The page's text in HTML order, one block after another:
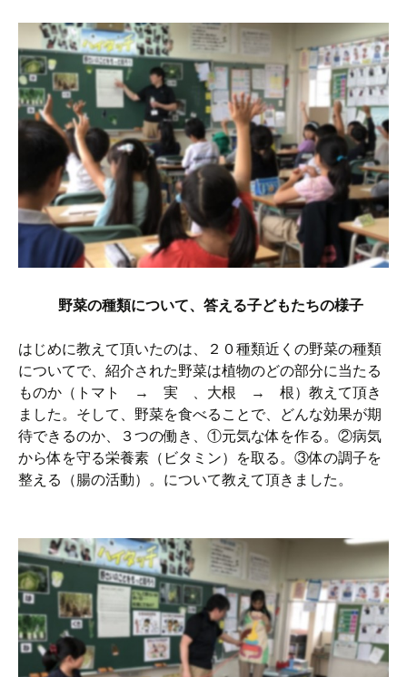
野菜の種類について、答える子どもたちの様子
はじめに教えて頂いたのは、２０種類近くの野菜の種類
についてで、紹介された野菜は植物のどの部分に当たる
ものか（トマト → 実 、大根 → 根）教えて頂き
ました。そして、野菜を食べることで、どんな効果が期
待できるのか、３つの働き、①元気な体を作る。②病気
から体を守る栄養素（ビタミン）を取る。③体の調子を
整える（腸の活動）。について教えて頂きました。